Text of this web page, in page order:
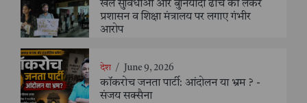
खेल सुविधाओं और बुनियादी ढांचे को लेकर
प्रशासन व शिक्षा मंत्रालय पर लगाए गंभीर
आरोप
देश / June 9, 2026
कॉकरोच जनता पार्टी: आंदोलन या भ्रम ? -
संजय सक्सैना